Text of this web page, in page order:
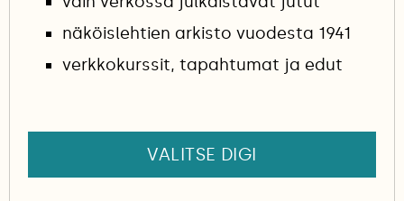
näköislehtien arkisto vuodesta 1941
verkkokurssit, tapahtumat ja edut
VALITSE DIGI